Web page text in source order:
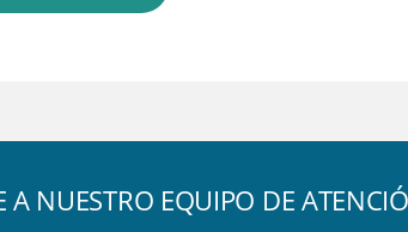
A NUESTRO EQUIPO DE